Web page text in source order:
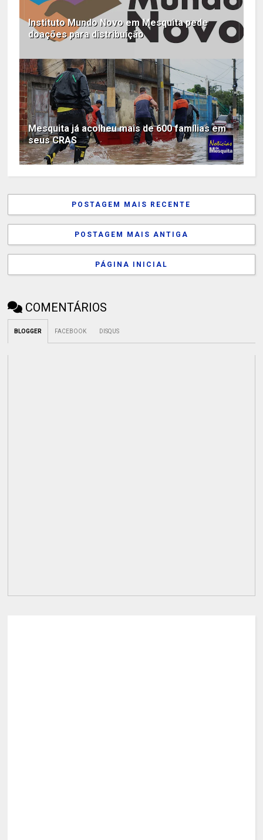
Instituto Mundo Novo em Mesquita pede
doações para distribuição
Mesquita já acolheu mais de 600 famílias em
seus CRAS
POSTAGEM MAIS RECENTE
POSTAGEM MAIS ANTIGA
PÁGINA INICIAL
COMENTÁRIOS
BLOGGER FACEBOOK DISQUS